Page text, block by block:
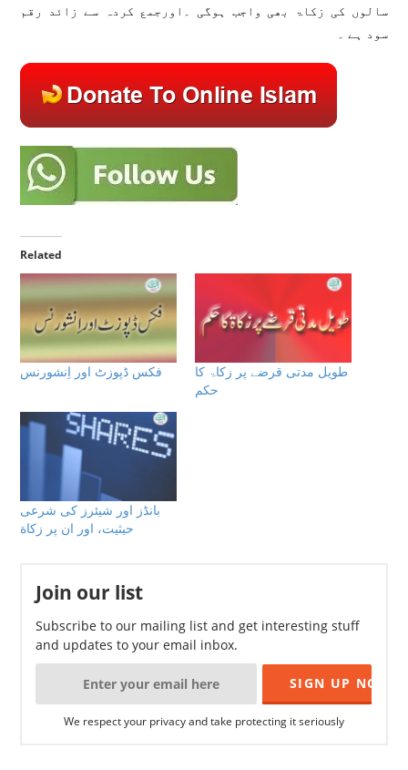
سالوں کی زکاۃ بھی واجب ہوگی ۔اورجمع کردہ سے زائد رقم
سود ہے ۔
Related
فکس ڈپوزٹ اور اِنشورنس
طویل مدتی قرضے پر زکاۃ كا
حكم
بانڈز اور شیئرز كى شرعى
حيثيت، اور ان پر زكاة
Join our list
Subscribe to our mailing list and get interesting stuff
and updates to your email inbox.
We respect your privacy and take protecting it seriously